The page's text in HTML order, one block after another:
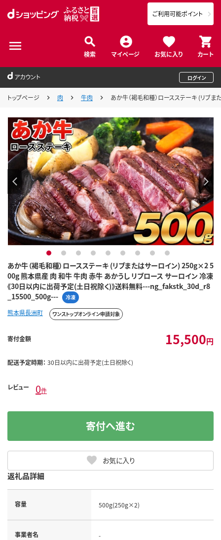
検索 マイページ お気に入り カート
ご利用可能ポイント
アカウント ログイン
トップページ 肉 牛肉 あか牛（褐毛和種）ロースステーキ (リ
あか牛（褐毛和種）ロースステーキ (リブまたはサーロイン) 250g×2 5
00g 熊本県産 肉 和牛 牛肉 赤牛 あかうし リブロース サーロイン 冷凍
《30日以内に出荷予定(土日祝除く)》送料無料---ng_fakstk_30d_r8
_15500_500g---
冷凍
1 2 3 4 5 6 7 8 9
熊本県長洲町 ワンストップオンライン申請対象
寄付金額 15,500円
配送予定時期： 30日以内に出荷予定(土日祝除く)
レビュー 0件
お気に入り
寄付へ進む
返礼品詳細
容量 500g(250g×2)
事業者名 -